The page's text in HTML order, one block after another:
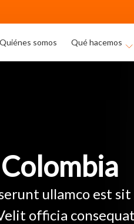
Quiénes somos Qué hacemos
ullamco est sit
officia